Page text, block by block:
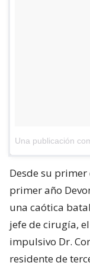
Desde su
primer año
una caótica
jefe de cirugía,
impulsivo Dr.
residente de